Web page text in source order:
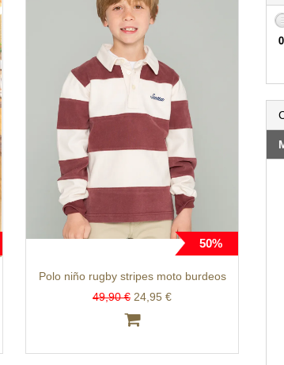
50%
Polo niño rugby stripes moto burdeos
49,90 € 24,95 €